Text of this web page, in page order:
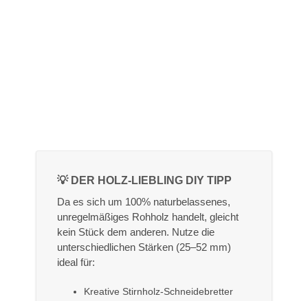
💡 DER HOLZ-LIEBLING DIY TIPP
Da es sich um 100% naturbelassenes,
unregelmäßiges Rohholz handelt, gleicht
kein Stück dem anderen. Nutze die
unterschiedlichen Stärken (25–52 mm)
ideal für:
Kreative Stirnholz-Schneidebretter